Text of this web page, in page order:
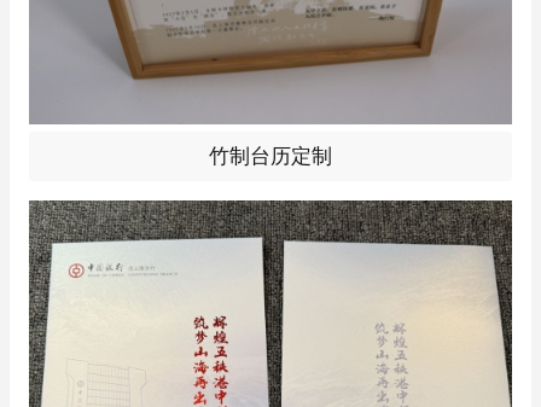
南京学校专属陶行知主题竹制定制台历！竹制外壳天然环
陶行知经典教育理念与大事记，融合传统干支节气，兼具
时间管理与文化传播功能，专业厂家打造，适配校园办
公、师生纪念、文化礼品，定制优选！
竹制台历定制